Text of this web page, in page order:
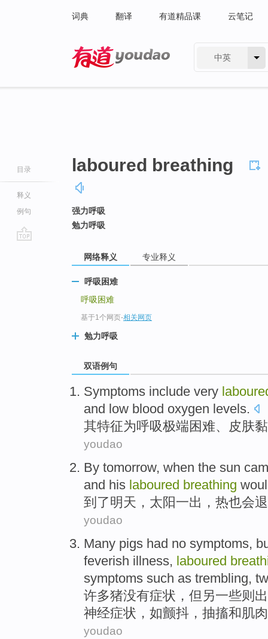
词典 翻译 有道精品课 云笔记
中英
目录
释义
例句
laboured breathing
强力呼吸
勉力呼吸
网络释义 专业释义
呼吸困难
呼吸困难
基于1个网页-相关网页
勉力呼吸
双语例句
Symptoms include very
and low blood oxygen levels.
其特征为呼吸极端困难、 皮肤
youdao
By tomorrow, when the sun
and his laboured breathing
到了明天 ， 太阳一出 ， 热也会
youdao
Many pigs had no symptoms,
feverish illness, laboured
symptoms such as trembling,
许多猪没有症状 ， 但 另一些则
神经症状， 如颤抖 ， 抽搐和肌肉
youdao